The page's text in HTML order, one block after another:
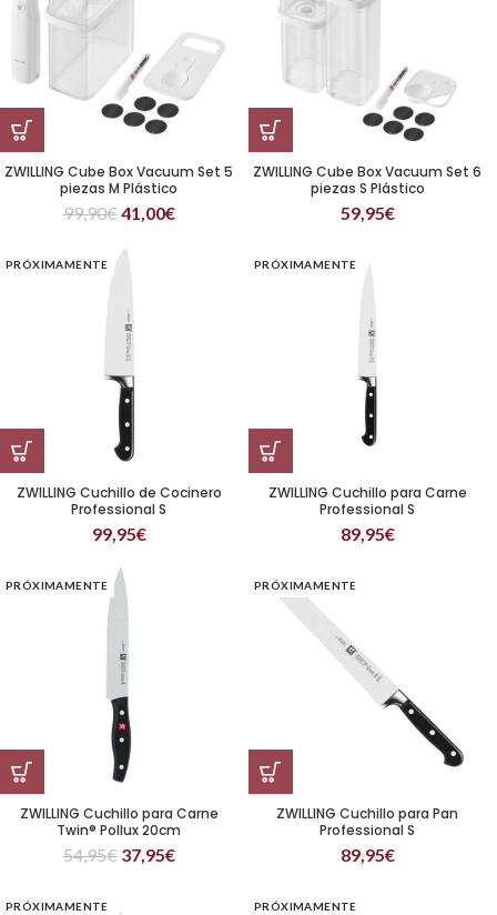
ZWILLING Cube Box Vacuum Set 5
piezas M Plástico
99,90€41,00€
ZWILLING Cube Box Vacuum Set 6
piezas S Plástico
59,95€
PRÓXIMAMENTE
ZWILLING Cuchillo de Cocinero
Professional S
99,95€
PRÓXIMAMENTE
ZWILLING Cuchillo para Carne
Professional S
89,95€
PRÓXIMAMENTE
ZWILLING Cuchillo para Carne
Twin® Pollux 20cm
54,95€ 37,95€
PRÓXIMAMENTE
ZWILLING Cuchillo para Pan
Professional S
89,95€
PRÓXIMAMENTE PRÓXIMAMENTE